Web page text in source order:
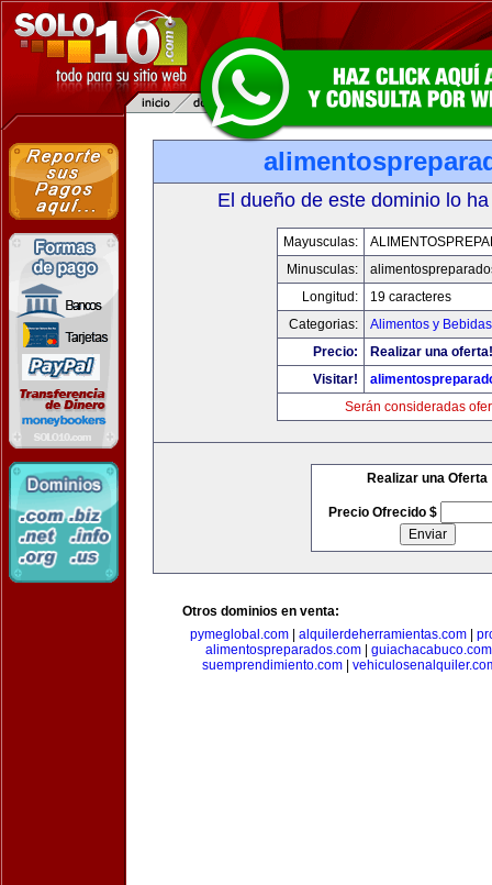
El dueño de este dominio lo
Mayusculas:
Minusculas:
Longitud:
19 caracteres
Categorias:
Alimentos y Bebidas
Precio:
Realizar una oferta!
Visitar!
Serán consideradas
Realizar una Oferta
Precio Ofrecido $
Otros dominios en venta:
pymeglobal.com| alquilerdeherramientas.com|
alimentospreparados.com| guiachacabuco.com
suemprendimiento.com|